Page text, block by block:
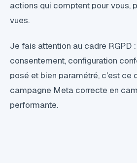
actions qui comptent pour vous,
vues.
Je fais attention au cadre RGPD
consentement, configuration
posé et bien paramétré, c'est ce
campagne Meta correcte en
performante.